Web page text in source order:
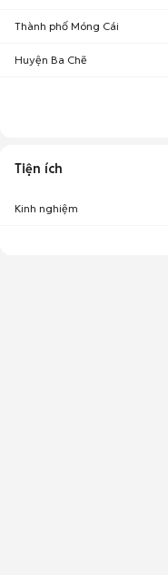
Thành phố Móng Cái
Huyện Ba Chẽ
Tiện ích
Kinh nghiệm